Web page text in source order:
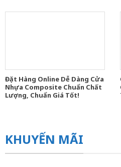
Đặt Hàng Online Dễ Dàng Cửa
Nhựa Composite Chuẩn Chất
Lượng, Chuẩn Giá Tốt!
KHUYẾN MÃI